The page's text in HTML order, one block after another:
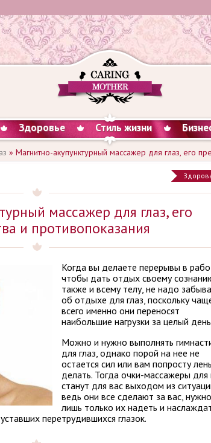
Здоровье Стиль жизни
» Магнитно-акупунктурный массажер для глаз, его
массажер для глаз, его
и противопоказания
Когда вы делаете перерывы в
чтобы дать отдых своему
также и всему телу, не надо
об отдыхе для глаз, поскольку
всего именно они переносят
наибольшие нагрузки за целый
Можно и нужно выполнять
для глаз, однако порой на нее не
остается сил или вам попросту
делать. Тогда очки-массажеры для
станут для вас выходом из
ведь они все сделают за вас, нужно
лишь только их надеть и
перетрудившихся глазок.